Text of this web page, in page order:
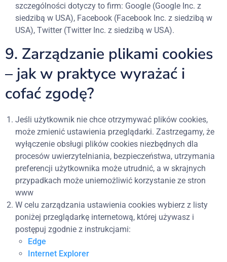
szczególności dotyczy to firm: Google (Google Inc. z
siedzibą w USA), Facebook (Facebook Inc. z siedzibą w
USA), Twitter (Twitter Inc. z siedzibą w USA).
9. Zarządzanie plikami cookies
– jak w praktyce wyrażać i
cofać zgodę?
Jeśli użytkownik nie chce otrzymywać plików cookies,
może zmienić ustawienia przeglądarki. Zastrzegamy, że
wyłączenie obsługi plików cookies niezbędnych dla
procesów uwierzytelniania, bezpieczeństwa, utrzymania
preferencji użytkownika może utrudnić, a w skrajnych
przypadkach może uniemożliwić korzystanie ze stron
www
W celu zarządzania ustawienia cookies wybierz z listy
poniżej przeglądarkę internetową, której używasz i
postępuj zgodnie z instrukcjami:
Edge
Internet Explorer